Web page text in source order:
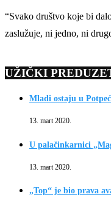
“Svako društvo koje bi
zaslužuje, ni jedno, ni
UŽIČKI
Mladi ostaju u
13. mart 2020.
U palačinkarnici
13. mart 2020.
„Top“ je bio prava